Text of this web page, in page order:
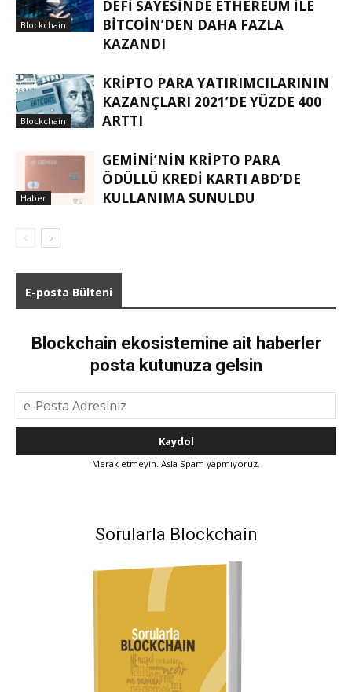
Blockchain
DEFI SAYESINDE ETHEREUM ILE
BITCOIN’DEN DAHA FAZLA
KAZANDI
Blockchain
KRIPTO PARA YATIRIMCILARININ
KAZANÇLARI 2021’DE YÜZDE 400
ARTTI
Haber
GEMINI’NIN KRIPTO PARA
ÖDÜLLÜ KREDI KARTI ABD’DE
KULLANIMA SUNULDU
E-posta Bülteni
Blockchain ekosistemine ait haberler
posta kutunuza gelsin
Merak etmeyin. Asla Spam yapmıyoruz.
Sorularla Blockchain